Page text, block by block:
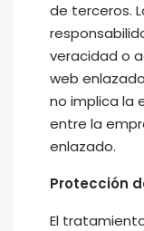
de terceros.
veracidad o
web
no implica la
entre la
enlazado.
Protección
El